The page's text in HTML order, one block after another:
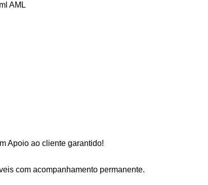
AML
Apoio ao cliente garantido!
com acompanhamento permanente.